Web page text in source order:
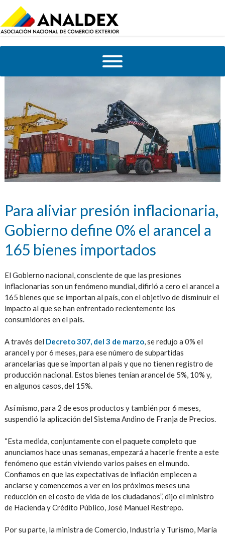
Para aliviar presión inflacionaria,
Gobierno define 0% el arancel a
165 bienes importados
El Gobierno nacional, consciente de que las presiones
inflacionarias son un fenómeno mundial, difirió a cero el arancel a
165 bienes que se importan al país, con el objetivo de disminuir el
impacto al que se han enfrentado recientemente los
consumidores en el país.
A través del Decreto 307, del 3 de marzo, se redujo a 0% el
arancel y por 6 meses, para ese número de subpartidas
arancelarias que se importan al país y que no tienen registro de
producción nacional. Estos bienes tenían arancel de 5%, 10% y,
en algunos casos, del 15%.
Así mismo, para 2 de esos productos y también por 6 meses,
suspendió la aplicación del Sistema Andino de Franja de Precios.
“Esta medida, conjuntamente con el paquete completo que
anunciamos hace unas semanas­, empezará a hacerle frente a este
fenómeno que están viviendo varios países en el mundo.
Confiamos en que las expectativas de inflación empiecen a
anclarse y comencemos a ver en los próximos meses una
reducción en el costo de vida de los ciudadanos”, dijo el ministro
de Hacienda y Crédito Público, José Manuel Restrepo.
Por su parte, la ministra de Comercio, Industria y Turismo, María